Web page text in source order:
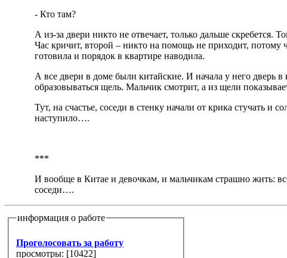
- Кто там?
А из-за двери никто не отвечает, только дальше скребется.
Час кричит, второй – никто на помощь не приходит, потому
готовила и порядок в квартире наводила.
А все двери в доме были китайские. И начала у него дверь в
образовываться щель. Мальчик смотрит, а из щели
Тут, на счастье, соседи в стенку начали от крика стучать и
наступило….
***
И вообще в Китае и девочкам, и мальчикам страшно жить:
соседи….
информация о работе
Проголосовать за работу
просмотры: [10422]